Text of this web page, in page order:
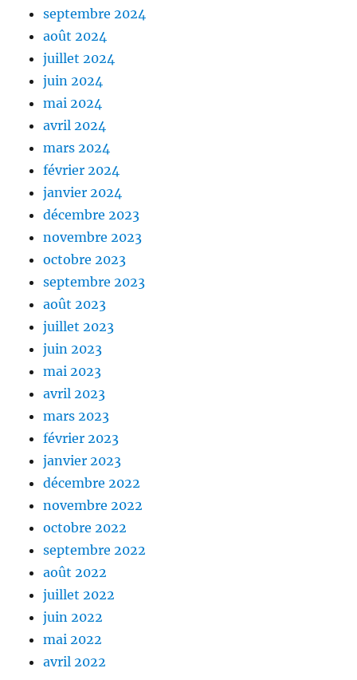
septembre 2024
août 2024
juillet 2024
juin 2024
mai 2024
avril 2024
mars 2024
février 2024
janvier 2024
décembre 2023
novembre 2023
octobre 2023
septembre 2023
août 2023
juillet 2023
juin 2023
mai 2023
avril 2023
mars 2023
février 2023
janvier 2023
décembre 2022
novembre 2022
octobre 2022
septembre 2022
août 2022
juillet 2022
juin 2022
mai 2022
avril 2022